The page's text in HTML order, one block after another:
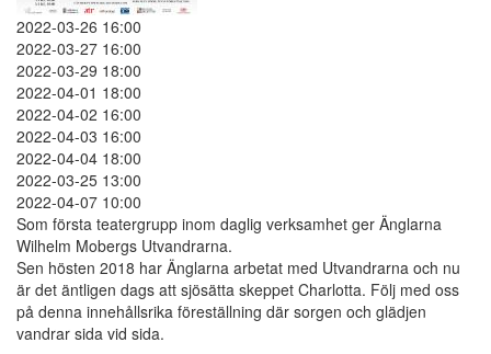
2022-03-26 16:00
2022-03-27 16:00
2022-03-29 18:00
2022-04-01 18:00
2022-04-02 16:00
2022-04-03 16:00
2022-04-04 18:00
2022-03-25 13:00
2022-04-07 10:00
Som första teatergrupp inom daglig verksamhet ger Änglarna
Wilhelm Mobergs Utvandrarna.
Sen hösten 2018 har Änglarna arbetat med Utvandrarna och nu
är det äntligen dags att sjösätta skeppet Charlotta. Följ med oss
på denna innehållsrika föreställning där sorgen och glädjen
vandrar sida vid sida.